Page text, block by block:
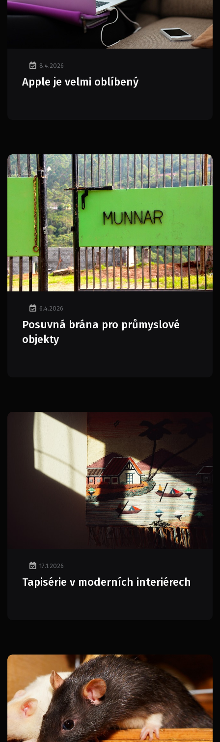
8.4.2026
Apple je velmi oblíbený
6.4.2026
Posuvná brána pro průmyslové
objekty
17.1.2026
Tapisérie v moderních interiérech